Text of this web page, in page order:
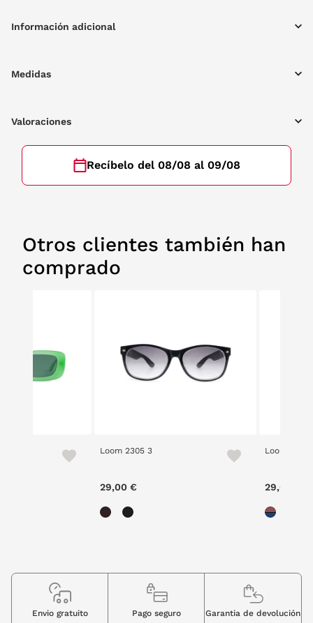
Información adicional
Medidas
Valoraciones
Recíbelo del 08/08 al 09/08
Otros clientes también han
comprado
Loom 2305 3
29,00 €
Loom 2305
29,00 €
Envio gratuito Pago seguro Garantia de devolución